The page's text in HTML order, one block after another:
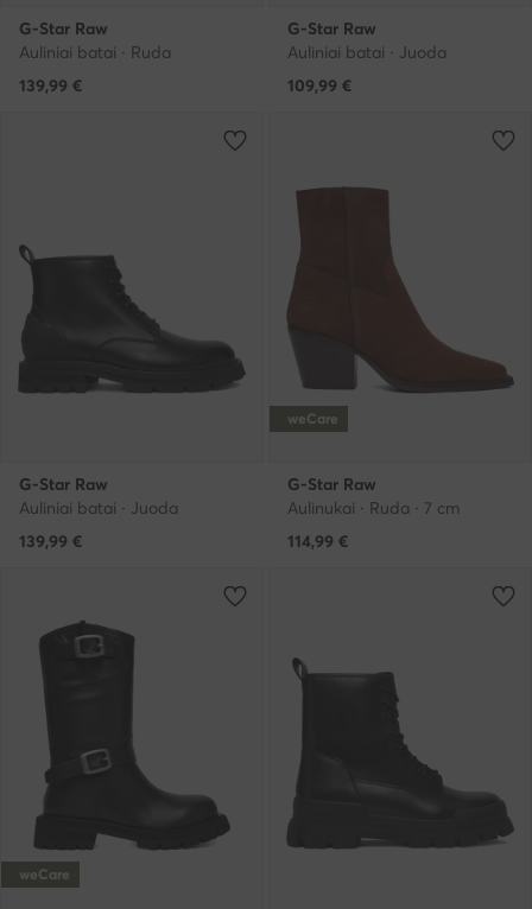
G-Star Raw
Auliniai batai · Ruda
139,99 €
G-Star Raw
Auliniai batai · Juoda
109,99 €
G-Star Raw
Auliniai batai · Juoda
139,99 €
weCare
G-Star Raw
Aulinukai · Ruda · 7 cm
114,99 €
weCare